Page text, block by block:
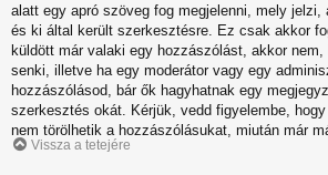
alatt egy apró szöveg fog megjelenni, mely
és ki által került szerkesztésre. Ez csak akkor
küldött már valaki egy hozzászólást, akkor
senki, illetve ha egy moderátor vagy egy
hozzászólásod, bár ők hagyhatnak egy
szerkesztés okát. Kérjük, vedd figyelembe,
nem törölhetik a hozzászólásukat, miután már
Vissza a tetejére